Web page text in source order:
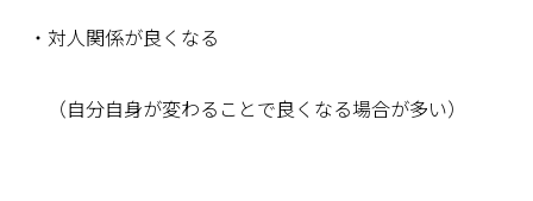
・対人関係が良くなる
（自分自身が変わることで良くなる場合が多い）